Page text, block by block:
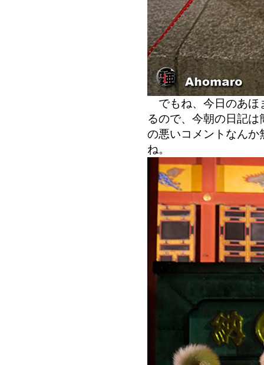
でもね、今日のあほ
るので、今朝の日記
の悪いコメントなんか
ね。